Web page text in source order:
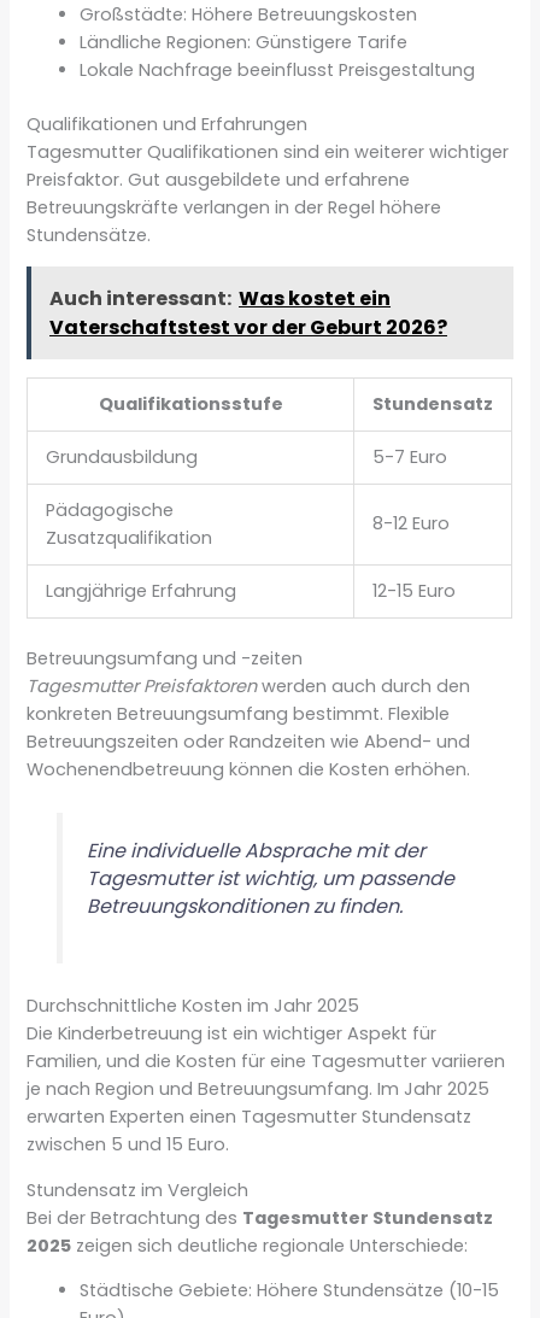
Großstädte: Höhere Betreuungskosten
Ländliche Regionen: Günstigere Tarife
Lokale Nachfrage beeinflusst Preisgestaltung
Qualifikationen und Erfahrungen
Tagesmutter Qualifikationen sind ein weiterer wichtiger
Preisfaktor. Gut ausgebildete und erfahrene
Betreuungskräfte verlangen in der Regel höhere
Stundensätze.
Auch interessant: Was kostet ein
Vaterschaftstest vor der Geburt 2026?
Qualifikationsstufe Stundensatz
Grundausbildung 5-7 Euro
Pädagogische
Zusatzqualifikation
8-12 Euro
Langjährige Erfahrung 12-15 Euro
Betreuungsumfang und -zeiten
Tagesmutter Preisfaktorenwerden auch durch den
konkreten Betreuungsumfang bestimmt. Flexible
Betreuungszeiten oder Randzeiten wie Abend- und
Wochenendbetreuung können die Kosten erhöhen.
Eine individuelle Absprache mit der
Tagesmutter ist wichtig, um passende
Betreuungskonditionen zu finden.
Durchschnittliche Kosten im Jahr 2025
Die Kinderbetreuung ist ein wichtiger Aspekt für
Familien, und die Kosten für eine Tagesmutter variieren
je nach Region und Betreuungsumfang. Im Jahr 2025
erwarten Experten einen Tagesmutter Stundensatz
zwischen 5 und 15 Euro.
Stundensatz im Vergleich
Bei der Betrachtung des Tagesmutter Stundensatz
2025 zeigen sich deutliche regionale Unterschiede:
Städtische Gebiete: Höhere Stundensätze (10-15